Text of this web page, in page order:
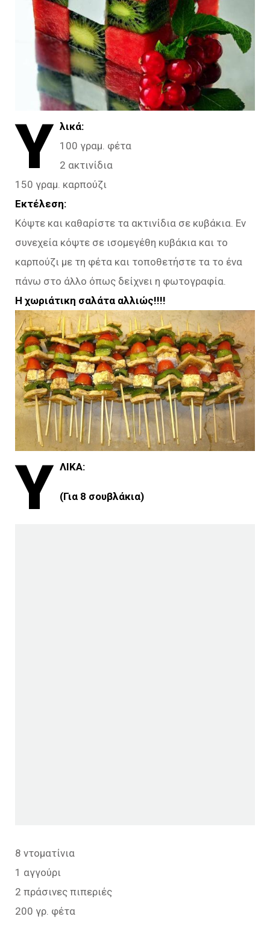
Υ λικά:
100 γραμ. φέτα
2 ακτινίδια
150 γραμ. καρπούζι
Εκτέλεση:
Κόψτε και καθαρίστε τα ακτινίδια σε κυβάκια. Εν
συνεχεία κόψτε σε ισομεγέθη κυβάκια και το
καρπούζι με τη φέτα και τοποθετήστε τα το ένα
πάνω στο άλλο όπως δείχνει η φωτογραφία.
Η χωριάτικη σαλάτα αλλιώς!!!!
Υ ΛΙΚΑ:
(Για 8 σουβλάκια)
8 ντοματίνια
1 αγγούρι
2 πράσινες πιπεριές
200 γρ. φέτα